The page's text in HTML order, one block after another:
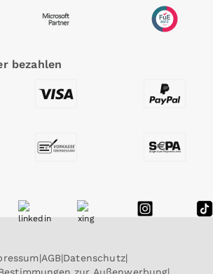
bezahlen
AGB Datenschutz